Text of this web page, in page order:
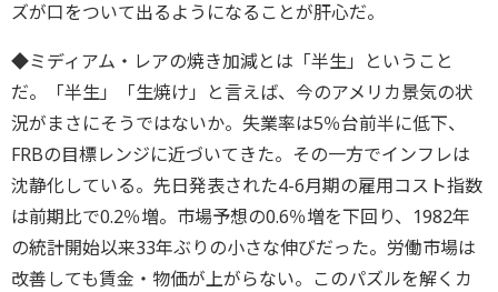
ズが口をついて出るようになることが肝心だ。
◆ミディアム・レアの焼き加減とは「半生」ということ
だ。「半生」「生焼け」と言えば、今のアメリカ景気の状
況がまさにそうではないか。失業率は5％台前半に低下、
FRBの目標レンジに近づいてきた。その一方でインフレは
沈静化している。先日発表された4-6月期の雇用コスト指数
は前期比で0.2％増。市場予想の0.6％増を下回り、1982年
の統計開始以来33年ぶりの小さな伸びだった。労働市場は
改善しても賃金・物価が上がらない。このパズルを解くカ